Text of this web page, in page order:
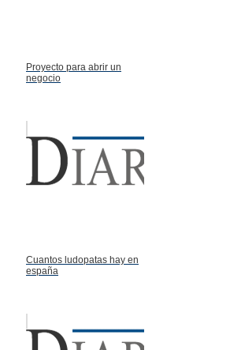
Proyecto para abrir un
negocio
Cuantos ludopatas hay en
españa